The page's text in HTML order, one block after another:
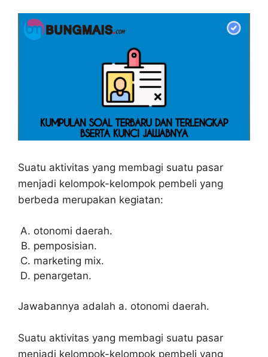
Suatu aktivitas yang membagi suatu pasar
menjadi kelompok-kelompok pembeli yang
berbeda merupakan kegiatan:
otonomi daerah.
pemposisian.
marketing mix.
penargetan.
Jawabannya adalah a. otonomi daerah.
Suatu aktivitas yang membagi suatu pasar
menjadi kelompok-kelompok pembeli yang